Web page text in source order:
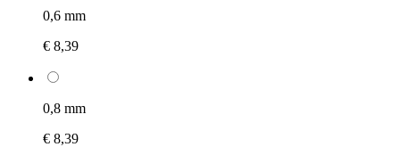
0,6 mm
€ 8,39
0,8 mm
€ 8,39